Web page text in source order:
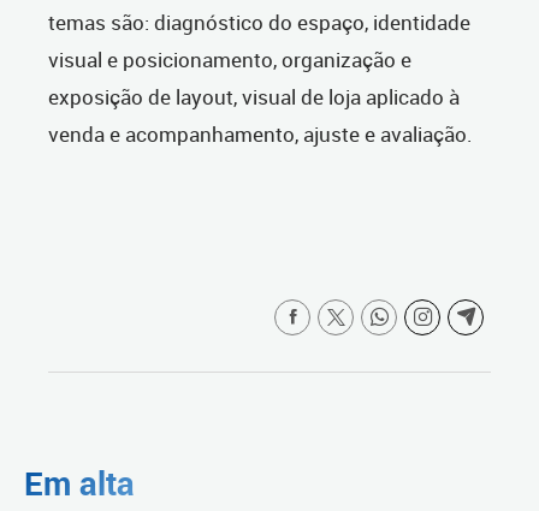
temas são: diagnóstico do espaço, identidade
visual e posicionamento, organização e
exposição de layout, visual de loja aplicado à
venda e acompanhamento, ajuste e avaliação.
Em alta